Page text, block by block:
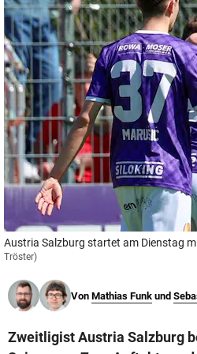
© Krone Multimedia GmbH & Co
Muthgasse 2, 1190 Wien
Austria Salzburg startet am Dienstag
Tröster)
Von Mathias Funk und
Zweitligist Austria Salzburg